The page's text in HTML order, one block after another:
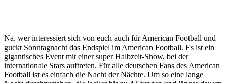
Na, wer interessiert sich von euch auch für American Football und
guckt Sonntagnacht das Endspiel im American Football. Es ist ein
gigantisches Event mit einer super Halbzeit-Show, bei der
internationale Stars auftreten. Für alle deutschen Fans des American
Football ist es einfach die Nacht der Nächte. Um so eine lange